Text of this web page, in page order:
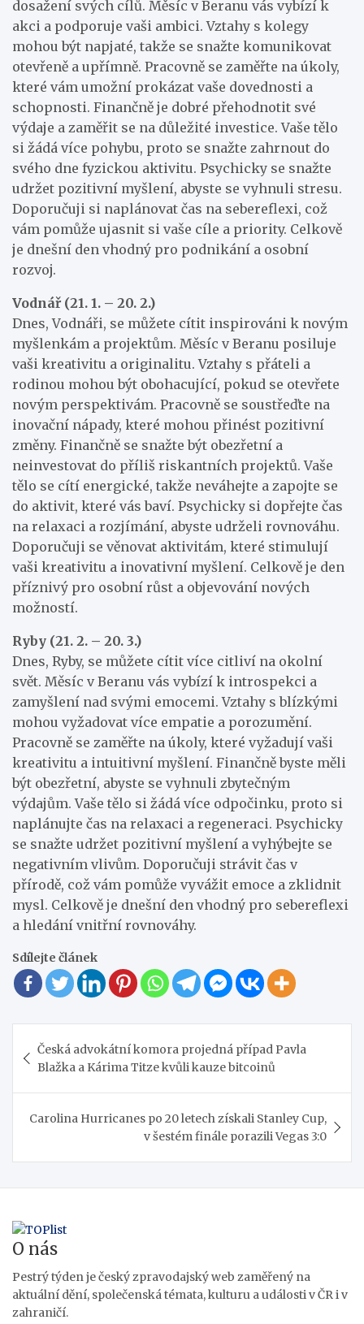
dosažení svých cílů. Měsíc v Beranu vás vybízí k
akci a podporuje vaši ambici. Vztahy s kolegy
mohou být napjaté, takže se snažte komunikovat
otevřeně a upřímně. Pracovně se zaměřte na úkoly,
které vám umožní prokázat vaše dovednosti a
schopnosti. Finančně je dobré přehodnotit své
výdaje a zaměřit se na důležité investice. Vaše tělo
si žádá více pohybu, proto se snažte zahrnout do
svého dne fyzickou aktivitu. Psychicky se snažte
udržet pozitivní myšlení, abyste se vyhnuli stresu.
Doporučuji si naplánovat čas na sebereflexi, což
vám pomůže ujasnit si vaše cíle a priority. Celkově
je dnešní den vhodný pro podnikání a osobní
rozvoj.
Vodnář (21. 1. – 20. 2.)
Dnes, Vodnáři, se můžete cítit inspirováni k novým
myšlenkám a projektům. Měsíc v Beranu posiluje
vaši kreativitu a originalitu. Vztahy s přáteli a
rodinou mohou být obohacující, pokud se otevřete
novým perspektivám. Pracovně se soustřeďte na
inovační nápady, které mohou přinést pozitivní
změny. Finančně se snažte být obezřetní a
neinvestovat do příliš riskantních projektů. Vaše
tělo se cítí energické, takže neváhejte a zapojte se
do aktivit, které vás baví. Psychicky si dopřejte čas
na relaxaci a rozjímání, abyste udrželi rovnováhu.
Doporučuji se věnovat aktivitám, které stimulují
vaši kreativitu a inovativní myšlení. Celkově je den
příznivý pro osobní růst a objevování nových
možností.
Ryby (21. 2. – 20. 3.)
Dnes, Ryby, se můžete cítit více citliví na okolní
svět. Měsíc v Beranu vás vybízí k introspekci a
zamyšlení nad svými emocemi. Vztahy s blízkými
mohou vyžadovat více empatie a porozumění.
Pracovně se zaměřte na úkoly, které vyžadují vaši
kreativitu a intuitivní myšlení. Finančně byste měli
být obezřetní, abyste se vyhnuli zbytečným
výdajům. Vaše tělo si žádá více odpočinku, proto si
naplánujte čas na relaxaci a regeneraci. Psychicky
se snažte udržet pozitivní myšlení a vyhýbejte se
negativním vlivům. Doporučuji strávit čas v
přírodě, což vám pomůže vyvážit emoce a zklidnit
mysl. Celkově je dnešní den vhodný pro sebereflexi
a hledání vnitřní rovnováhy.
Sdílejte článek
Navigace
pro
příspěvek
Česká advokátní komora projedná případ Pavla
Blažka a Kárima Titze kvůli kauze bitcoinů
Carolina Hurricanes po 20 letech získali Stanley Cup,
v šestém finále porazili Vegas 3:0
O nás
Pestrý týden je český zpravodajský web zaměřený na
aktuální dění, společenská témata, kulturu a události v ČR i v
zahraničí.